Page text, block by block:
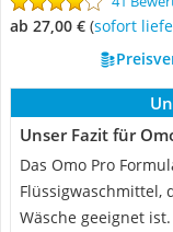
ab 27,00 € ( Sofort
Unser Fazit für
Das Omo Pro
Flüssigwaschmittel,
Wäsche geeignet